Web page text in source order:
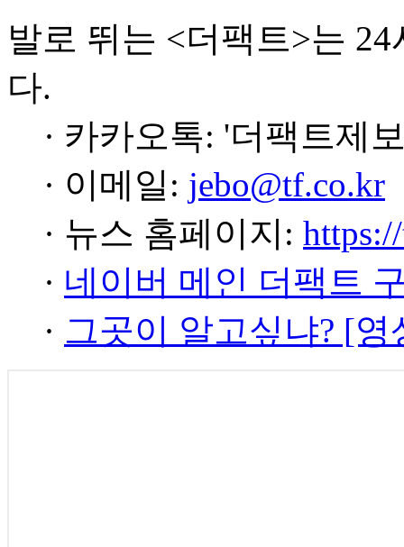
발로 뛰는 <더팩트>는
다.
· 카카오톡: '더팩트제
· 이메일: jebo@tf.co.kr
· 뉴스 홈페이지:
· 네이버 메인 더팩트
· 그곳이 알고싶냐? [